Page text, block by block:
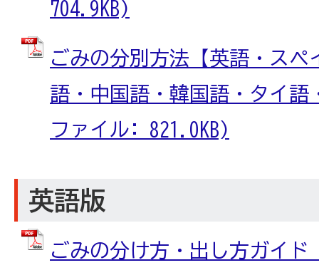
704.9KB)
ごみの分別方法【英語・スペ
語・中国語・韓国語・タイ語
ファイル: 821.0KB)
英語版
ごみの分け方・出し方ガイド